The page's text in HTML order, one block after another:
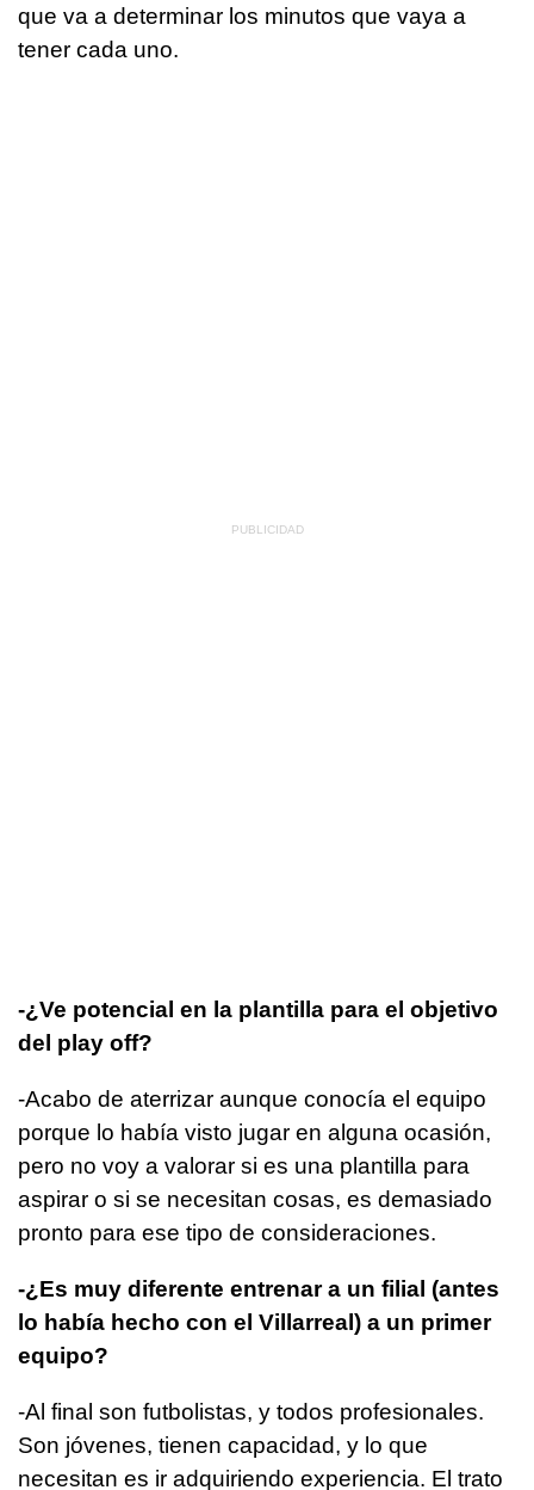
que va a determinar los minutos que vaya a
tener cada uno.
-¿Ve potencial en la plantilla para el objetivo
del play off?
-Acabo de aterrizar aunque conocía el equipo
porque lo había visto jugar en alguna ocasión,
pero no voy a valorar si es una plantilla para
aspirar o si se necesitan cosas, es demasiado
pronto para ese tipo de consideraciones.
-¿Es muy diferente entrenar a un filial (antes
lo había hecho con el Villarreal) a un primer
equipo?
-Al final son futbolistas, y todos profesionales.
Son jóvenes, tienen capacidad, y lo que
necesitan es ir adquiriendo experiencia. El trato